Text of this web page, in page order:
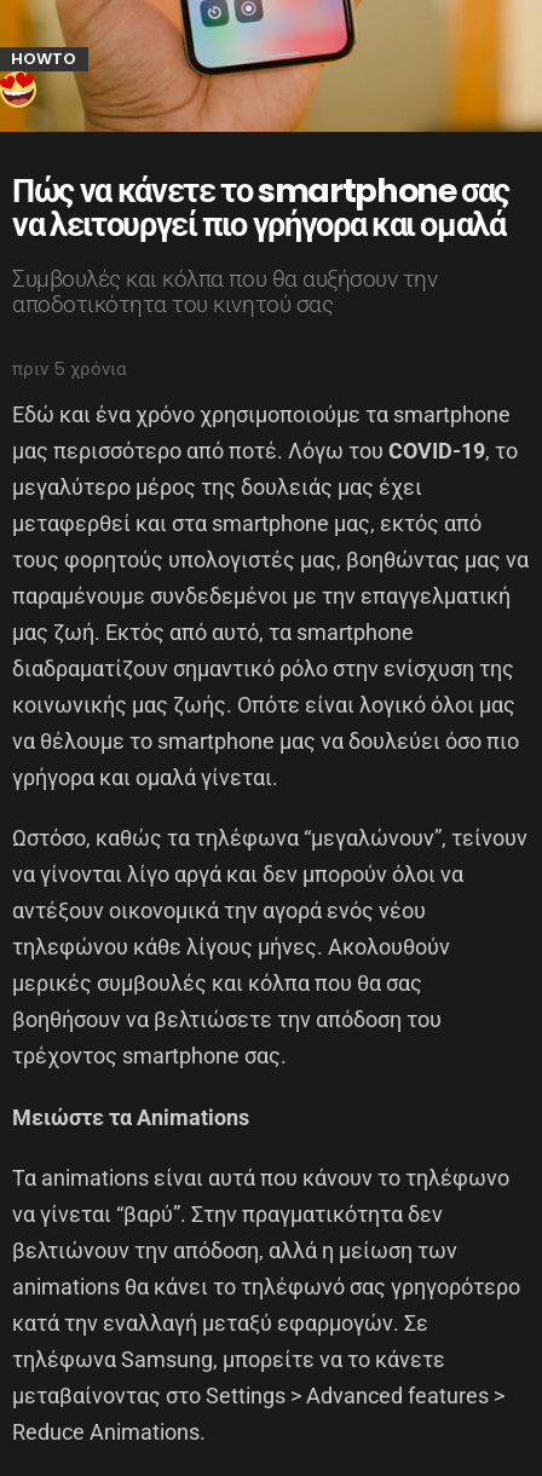
HOWTO
Πώς να κάνετε το smartphone σας
να λειτουργεί πιο γρήγορα και ομαλά
Συμβουλές και κόλπα που θα αυξήσουν την
αποδοτικότητα του κινητού σας
πριν 5 χρόνια
Εδώ και ένα χρόνο χρησιμοποιούμε τα smartphone
μας περισσότερο από ποτέ. Λόγω του COVID-19, το
μεγαλύτερο μέρος της δουλειάς μας έχει
μεταφερθεί και στα smartphone μας, εκτός από
τους φορητούς υπολογιστές μας, βοηθώντας μας να
παραμένουμε συνδεδεμένοι με την επαγγελματική
μας ζωή. Εκτός από αυτό, τα smartphone
διαδραματίζουν σημαντικό ρόλο στην ενίσχυση της
κοινωνικής μας ζωής. Οπότε είναι λογικό όλοι μας
να θέλουμε το smartphone μας να δουλεύει όσο πιο
γρήγορα και ομαλά γίνεται.
Ωστόσο, καθώς τα τηλέφωνα “μεγαλώνουν”, τείνουν
να γίνονται λίγο αργά και δεν μπορούν όλοι να
αντέξουν οικονομικά την αγορά ενός νέου
τηλεφώνου κάθε λίγους μήνες. Ακολουθούν
μερικές συμβουλές και κόλπα που θα σας
βοηθήσουν να βελτιώσετε την απόδοση του
τρέχοντος smartphone σας.
Μειώστε τα Animations
Τα animations είναι αυτά που κάνουν το τηλέφωνο
να γίνεται “βαρύ”. Στην πραγματικότητα δεν
βελτιώνουν την απόδοση, αλλά η μείωση των
animations θα κάνει το τηλέφωνό σας γρηγορότερο
κατά την εναλλαγή μεταξύ εφαρμογών. Σε
τηλέφωνα Samsung, μπορείτε να το κάνετε
μεταβαίνοντας στο Settings > Advanced features >
Reduce Animations.